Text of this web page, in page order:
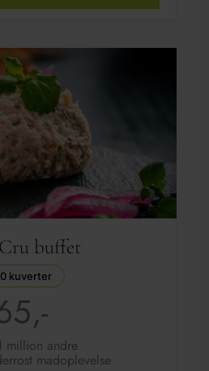
buffet
kuverter
million andre
madoplevelse